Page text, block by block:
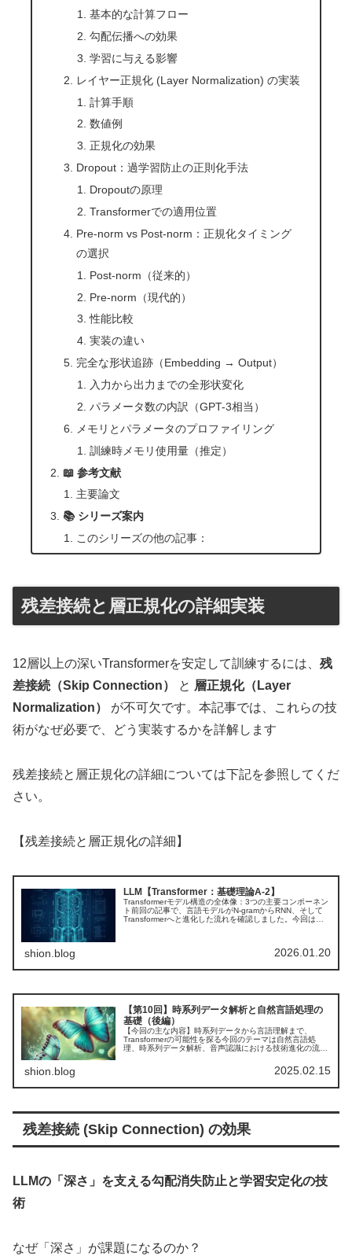
基本的な計算フロー
勾配伝播への効果
学習に与える影響
レイヤー正規化 (Layer Normalization) の実装
計算手順
数値例
正規化の効果
Dropout：過学習防止の正則化手法
Dropoutの原理
Transformerでの適用位置
Pre-norm vs Post-norm：正規化タイミング
の選択
Post-norm（従来的）
Pre-norm（現代的）
性能比較
実装の違い
完全な形状追跡（Embedding → Output）
入力から出力までの全形状変化
パラメータ数の内訳（GPT-3相当）
メモリとパラメータのプロファイリング
訓練時メモリ使用量（推定）
📖 参考文献
主要論文
📚 シリーズ案内
このシリーズの他の記事：
残差接続と層正規化の詳細実装
12層以上の深いTransformerを安定して訓練するには、 残
差接続（Skip Connection）
と 層正規化（Layer
Normalization）
が不可欠です。本記事では、これらの技
術がなぜ必要で、どう実装するかを詳解します
残差接続と層正規化の詳細については下記を参照してくだ
さい。
【残差接続と層正規化の詳細】
LLM【Transformer：基礎理論A-2】
Transformerモデル構造の全体像：3つの主要コンポーネン
ト前回の記事で、言語モデルがN-gramからRNN、そして
Transformerへと進化した流れを確認しました。今回は、
shion.blog 2026.01.20
【第10回】時系列データ解析と自然言語処理の
基礎（後編）
【今回の主な内容】時系列データから言語理解まで、
Transformerの可能性を探る今回のテーマは自然言語処
理、時系列データ解析、音声認識における技術進化の流れ
shion.blog 2025.02.15
残差接続 (Skip Connection) の効果
LLMの「深さ」を支える勾配消失防止と学習安定化の技
術
なぜ「深さ」が課題になるのか？